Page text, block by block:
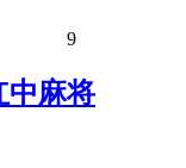
9
中麻将